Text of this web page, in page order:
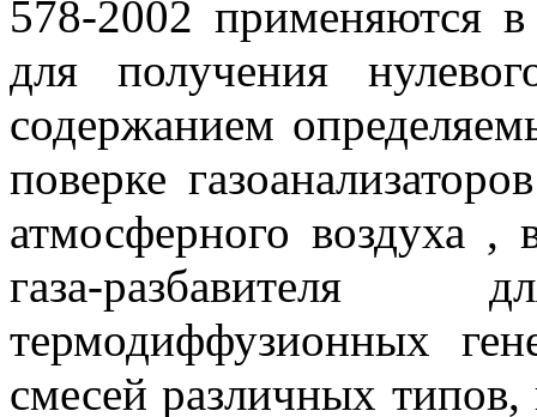
578-2002 применяются в
для получения
содержанием
поверке
атмосферного воздуха ,
газа-
термодиффузионных
смесей различных типов,